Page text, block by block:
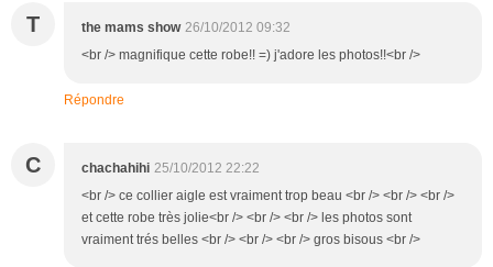
T the mams show 26/10/2012 09:32
<br /> magnifique cette robe!! =) j'adore les photos!!<br />
Répondre
C chachahihi 25/10/2012 22:22
<br /> ce collier aigle est vraiment trop beau <br /> <br /> <br />
et cette robe très jolie<br /> <br /> <br /> les photos sont
vraiment trés belles <br /> <br /> <br /> gros bisous <br />